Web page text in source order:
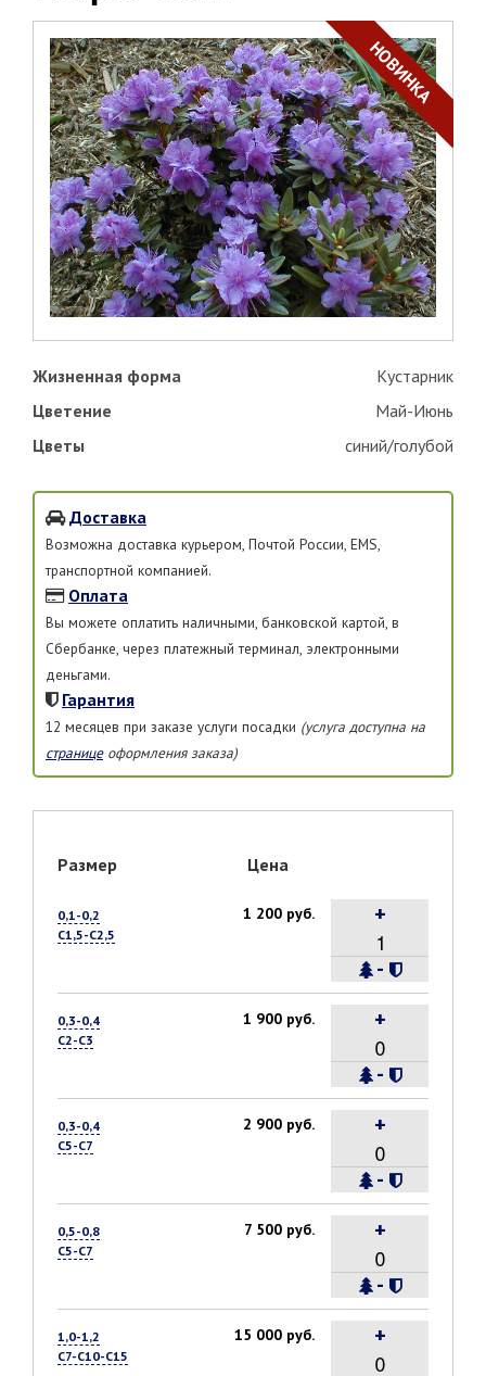
НОВИНКА
Жизненная форма
Кустарник
Цветение
Май-Июнь
Цветы
синий/голубой
Доставка
Возможна доставка курьером, Почтой России, EMS,
транспортной компанией.
Оплата
Вы можете оплатить наличными, банковской картой, в
Сбербанке, через платежный терминал, электронными
деньгами.
Гарантия
12 месяцев при заказе услуги посадки (услуга доступна на
страницеоформления заказа)
Размер Цена
0,1-0,2
С1,5-С2,5
1 200 руб.
-
+
0,3-0,4
С2-С3
1 900 руб.
-
+
0,3-0,4
С5-С7
2 900 руб.
-
+
0,5-0,8
С5-С7
7 500 руб.
-
+
1,0-1,2
С7-С10-С15
15 000 руб. +